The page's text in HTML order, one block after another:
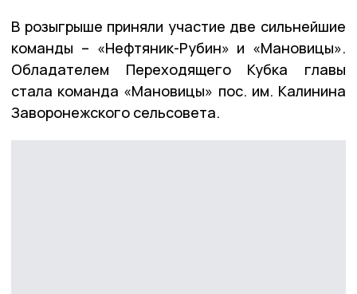
В розыгрыше приняли участие две сильнейшие
команды – «Нефтяник-Рубин» и «Мановицы».
Обладателем Переходящего Кубка главы
стала команда «Мановицы» пос. им. Калинина
Заворонежского сельсовета.